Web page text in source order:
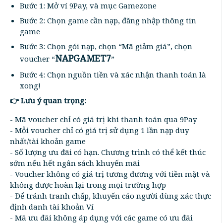
Bước 1: Mở ví 9Pay, và mục Gamezone
Bước 2: Chọn game cần nạp, đăng nhập thông tin
game
Bước 3: Chọn gói nạp, chọn “Mã giảm giá”, chọn
voucher “NAPGAMET7”
Bước 4: Chọn nguồn tiền và xác nhận thanh toán là
xong!
👉 Lưu ý quan trọng:
- Mã voucher chỉ có giá trị khi thanh toán qua 9Pay
- Mỗi voucher chỉ có giá trị sử dụng 1 lần nạp duy
nhất/tài khoản game
- Số lượng ưu đãi có hạn. Chương trình có thể kết thúc
sớm nếu hết ngân sách khuyến mãi
- Voucher không có giá trị tương đương với tiền mặt và
không được hoàn lại trong mọi trường hợp
- Để tránh tranh chấp, khuyến cáo người dùng xác thực
định danh tài khoản Ví
- Mã ưu đãi không áp dụng với các game có ưu đãi